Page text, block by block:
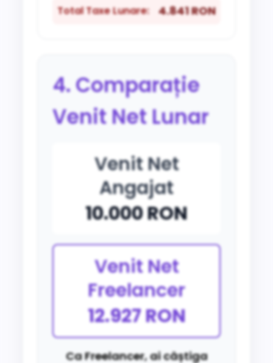
Total Taxe Lunare: 4.841 RON
4. Comparație
Venit Net Lunar
Venit Net
Angajat
10.000 RON
Venit Net
Freelancer
12.927 RON
Ca Freelancer, ai câștiga